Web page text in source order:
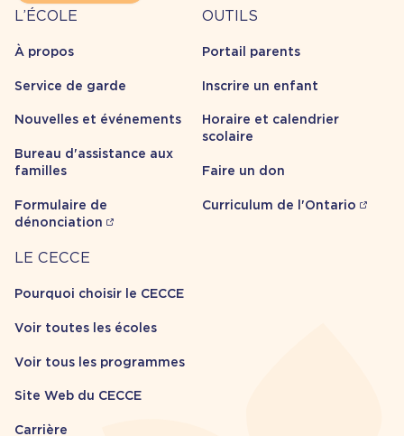
À
propos
L’ÉCOLE
À propos
Service de garde
Nouvelles et événements
Bureau d'assistance aux
familles
Formulaire de
dénonciation
Outils
OUTILS
Portail parents
Inscrire un enfant
Horaire et calendrier
scolaire
Faire un don
Curriculum de l'Ontario
Carrière
LE CECCE
Pourquoi choisir le CECCE
Voir toutes les écoles
Voir tous les programmes
Site Web du CECCE
Carrière